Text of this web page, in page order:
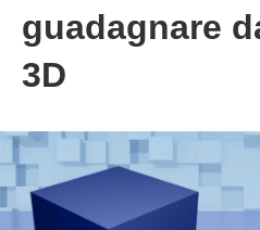
guadagnare
3D